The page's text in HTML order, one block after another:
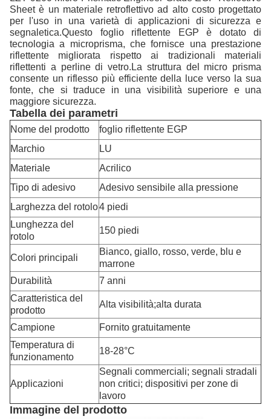
Sheet è un materiale retroflettivo ad alto costo progettato
per l'uso in una varietà di applicazioni di sicurezza e
segnaletica.Questo foglio riflettente EGP è dotato di
tecnologia a microprisma, che fornisce una prestazione
riflettente migliorata rispetto ai tradizionali materiali
riflettenti a perline di vetro.La struttura del micro prisma
consente un riflesso più efficiente della luce verso la sua
fonte, che si traduce in una visibilità superiore e una
maggiore sicurezza.
Tabella dei parametri
Nome del prodotto
foglio riflettente EGP
Marchio
LU
Materiale
Acrilico
Tipo di adesivo
Adesivo sensibile alla pressione
Larghezza del rotolo4 piedi
Lunghezza del
rotolo
150 piedi
Colori principali
Bianco, giallo, rosso, verde, blu e
marrone
Durabilità
7 anni
Caratteristica del
prodotto
Alta visibilità;alta durata
Campione
Fornito gratuitamente
Temperatura di
funzionamento
18-28°C
Applicazioni
Segnali commerciali; segnali stradali
non critici; dispositivi per zone di
lavoro
Immagine del prodotto